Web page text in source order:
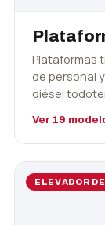
Plataformas
de personal
diésel
Ver 19
ELEVADOR